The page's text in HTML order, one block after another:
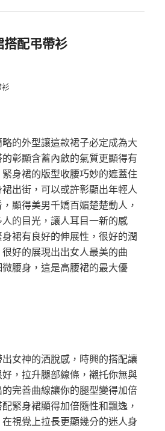
配弔帶衫
的外型讓這款裙子必定成為大
彰顯含蓄內斂的氣質更顯得有
身裙的版型收腰巧妙的遮蓋住
出街，可以或許彰顯出年輕人
顯得美男千嬌百媚楚楚動人，
的目光，讓人耳目一新的感
裙有良好的伸展性，很好的潤
好的展現出出女人最美的曲
腰身，這是高腰裙的最大優
女神的洒脫感，時興的搭配讓
，拉升腿部線條，襯托你無與
完善曲線讓你的腿型變得加倍
緊身裙顯得加倍隨性和飄逸，
視覺上拉長更顯幾分的迷人身